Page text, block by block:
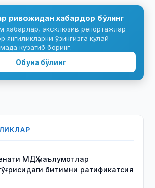
ривожидан хабардор бўлинг
хабарлар, эксклюзив репортажлар
янгиликларни ўзингизга қулай
кузатиб боринг.
Обуна бўлинг
МДҲ маълумотлар
битимни ратификатсия